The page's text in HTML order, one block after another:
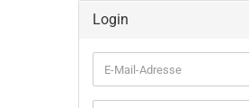
Login
E-
Mail-
Adresse